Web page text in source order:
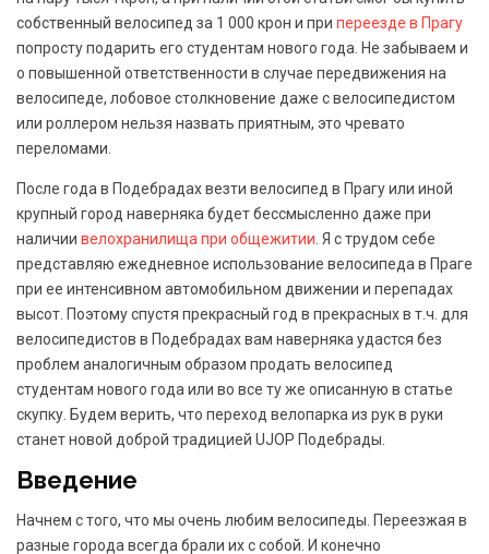
собственный велосипед за 1 000 крон и при переезде в Прагу
попросту подарить его студентам нового года. Не забываем и
о повышенной ответственности в случае передвижения на
велосипеде, лобовое столкновение даже с велосипедистом
или роллером нельзя назвать приятным, это чревато
переломами.
После года в Подебрадах везти велосипед в Прагу или иной
крупный город наверняка будет бессмысленно даже при
наличии велохранилища при общежитии . Я с трудом себе
представляю ежедневное использование велосипеда в Праге
при ее интенсивном автомобильном движении и перепадах
высот. Поэтому спустя прекрасный год в прекрасных в т.ч. для
велосипедистов в Подебрадах вам наверняка удастся без
проблем аналогичным образом продать велосипед
студентам нового года или во все ту же описанную в статье
скупку. Будем верить, что переход велопарка из рук в руки
станет новой доброй традицией UJOP Подебрады.
Введение
Начнем с того, что мы очень любим велосипеды. Переезжая в
разные города всегда брали их с собой. И конечно